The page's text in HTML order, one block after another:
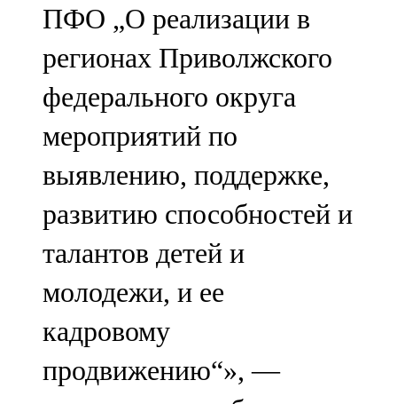
91,0 FM
Шәмәрдән
102,3 FM
Яңа чишмә
107,0 FM
Яр Чаллы
105,5 FM
ПФО „О реализации в
регионах Приволжского
федерального округа
мероприятий по
выявлению, поддержке,
развитию способностей и
талантов детей и
молодежи, и ее
кадровому
продвижению“», —